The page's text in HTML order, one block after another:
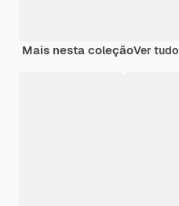
Mais nesta coleçãoVer tudo